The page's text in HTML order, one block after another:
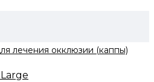
лечения окклюзии (каппы)